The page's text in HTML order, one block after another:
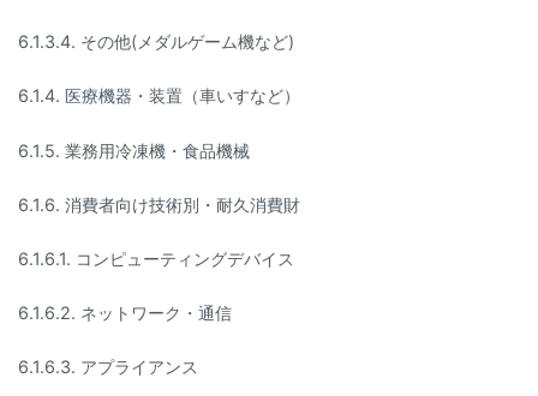
6.1.3.4. その他(メダルゲーム機など)
6.1.4. 医療機器・装置（車いすなど）
6.1.5. 業務用冷凍機・食品機械
6.1.6. 消費者向け技術別・耐久消費財
6.1.6.1. コンピューティングデバイス
6.1.6.2. ネットワーク・通信
6.1.6.3. アプライアンス